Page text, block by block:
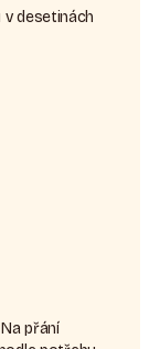
desetinách
přání